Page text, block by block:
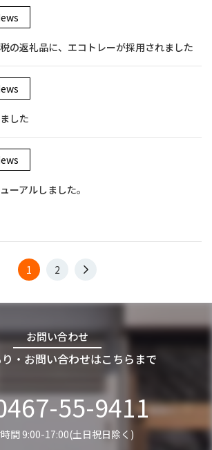
の返礼品に、エコトレーが採用されました
した
ーアルしました。
1 2
お問い合わせ
・お問い合わせはこちらまで
55-9411
間 9:00-17:00(土日祝日除く)